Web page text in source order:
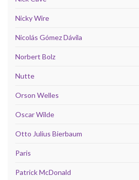
Nicky Wire
Nicolás Gómez Dávila
Norbert Bolz
Nutte
Orson Welles
Oscar Wilde
Otto Julius Bierbaum
Paris
Patrick McDonald